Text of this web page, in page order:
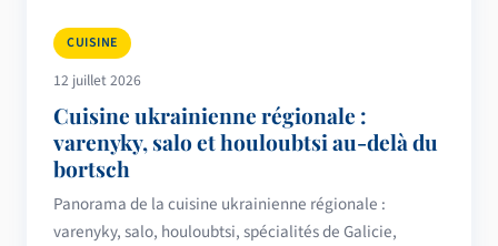
CUISINE
12 juillet 2026
Cuisine ukrainienne régionale :
varenyky, salo et houloubtsi au-delà du
bortsch
Panorama de la cuisine ukrainienne régionale :
varenyky, salo, houloubtsi, spécialités de Galicie,